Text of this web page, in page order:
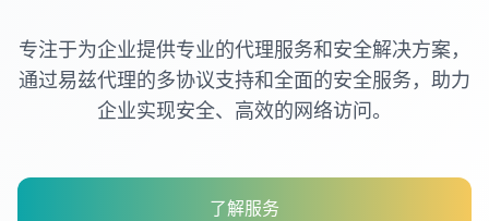
专注于为企业提供专业的代理服务和安全解决方案，
通过易兹代理的多协议支持和全面的安全服务，助力
企业实现安全、高效的网络访问。
了解服务